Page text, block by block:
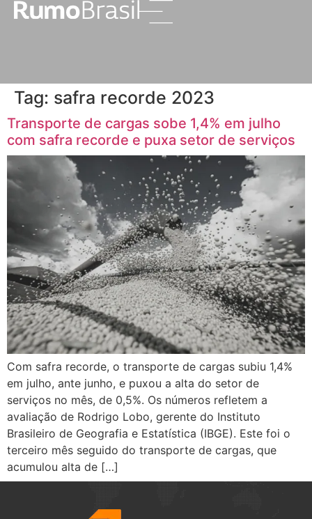
Tag: safra recorde 2023
Transporte de cargas sobe 1,4% em julho
com safra recorde e puxa setor de serviços
Com safra recorde, o transporte de cargas subiu 1,4%
em julho, ante junho, e puxou a alta do setor de
serviços no mês, de 0,5%. Os números refletem a
avaliação de Rodrigo Lobo, gerente do Instituto
Brasileiro de Geografia e Estatística (IBGE). Este foi o
terceiro mês seguido do transporte de cargas, que
acumulou alta de […]